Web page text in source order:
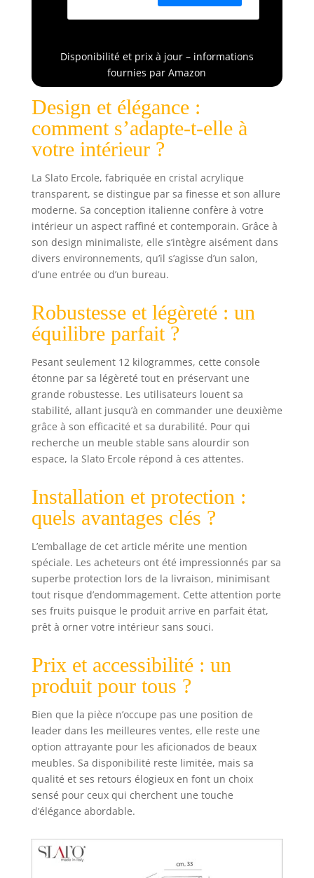
d'attente,
bureau,
de design,
fabriqué en
Italie
Disponibilité et prix à jour – informations
fournies par Amazon
Design et élégance :
comment s’adapte-t-elle à
votre intérieur ?
La Slato Ercole, fabriquée en cristal acrylique
transparent, se distingue par sa finesse et son allure
moderne. Sa conception italienne confère à votre
intérieur un aspect raffiné et contemporain. Grâce à
son design minimaliste, elle s’intègre aisément dans
divers environnements, qu’il s’agisse d’un salon,
d’une entrée ou d’un bureau.
Robustesse et légèreté : un
équilibre parfait ?
Pesant seulement 12 kilogrammes, cette console
étonne par sa légèreté tout en préservant une
grande robustesse. Les utilisateurs louent sa
stabilité, allant jusqu’à en commander une deuxième
grâce à son efficacité et sa durabilité. Pour qui
recherche un meuble stable sans alourdir son
espace, la Slato Ercole répond à ces attentes.
Installation et protection :
quels avantages clés ?
L’emballage de cet article mérite une mention
spéciale. Les acheteurs ont été impressionnés par sa
superbe protection lors de la livraison, minimisant
tout risque d’endommagement. Cette attention porte
ses fruits puisque le produit arrive en parfait état,
prêt à orner votre intérieur sans souci.
Prix et accessibilité : un
produit pour tous ?
Bien que la pièce n’occupe pas une position de
leader dans les meilleures ventes, elle reste une
option attrayante pour les aficionados de beaux
meubles. Sa disponibilité reste limitée, mais sa
qualité et ses retours élogieux en font un choix
sensé pour ceux qui cherchent une touche
d’élégance abordable.